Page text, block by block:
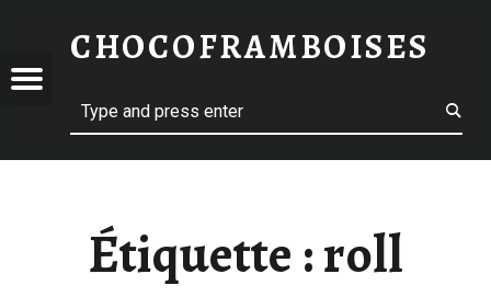
CHOCOFRAMBOISES
Menu
Étiquette :roll